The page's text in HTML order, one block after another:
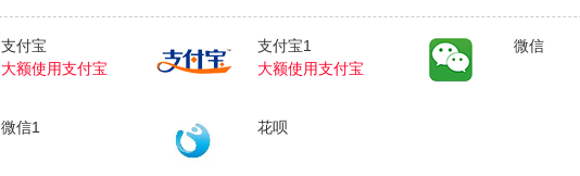
支付宝
大额使用支付宝
支付宝1
大额使用支付宝
微信
微信1 花呗